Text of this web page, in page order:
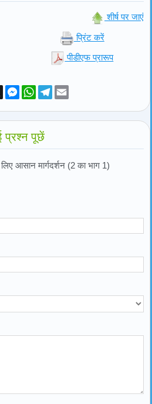
शीर्ष पर जाएं
प्रिंट करें
पीडीएफ प्रारूप
X Messenger
WhatsApp
Telegram
प्रश्न पूछें
आसान मार्गदर्शन (2 का भाग 1)